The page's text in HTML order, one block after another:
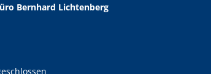
Bernhard Lichtenberg